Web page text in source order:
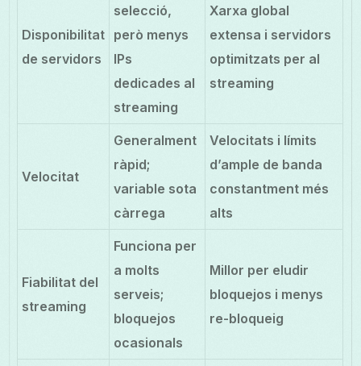
Disponibilitat
de servidors
selecció,
però menys
IPs
dedicades al
streaming
Xarxa global
extensa i servidors
optimitzats per al
streaming
Velocitat
Generalment
ràpid;
variable sota
càrrega
Velocitats i límits
d’ample de banda
constantment més
alts
Fiabilitat del
streaming
Funciona per
a molts
serveis;
bloquejos
ocasionals
Millor per eludir
bloquejos i menys
re-bloqueig